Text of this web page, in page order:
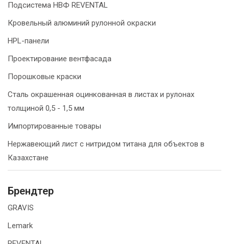
Подсистема НВФ REVENTAL
Кровельный алюминий рулонной окраски
HPL-панели
Проектирование вентфасада
Порошковые краски
Сталь окрашенная оцинкованная в листах и рулонах
толщиной 0,5 - 1,5 мм
Импортированные товары
Нержавеющий лист с нитридом титана для объектов в
Казахстане
Брендтер
GRAVIS
Lemark